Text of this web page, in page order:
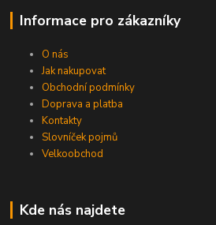
Informace pro zákazníky
O nás
Jak nakupovat
Obchodní podmínky
Doprava a platba
Kontakty
Slovníček pojmů
Velkoobchod
Kde nás najdete